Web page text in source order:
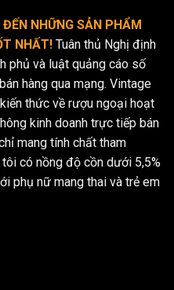
NHỮNG SẢN PHẨM
NHẤT! Tuân thủ Nghị định
phủ và luật quảng cáo số
hàng qua mạng. Vintage
thức về rượu ngoại hoạt
kinh doanh trực tiếp bán
mang tính chất tham
có nồng độ cồn dưới 5,5%
phụ nữ mang thai và trẻ em